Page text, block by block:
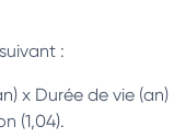
:
x Durée de vie (an)
(1,04).